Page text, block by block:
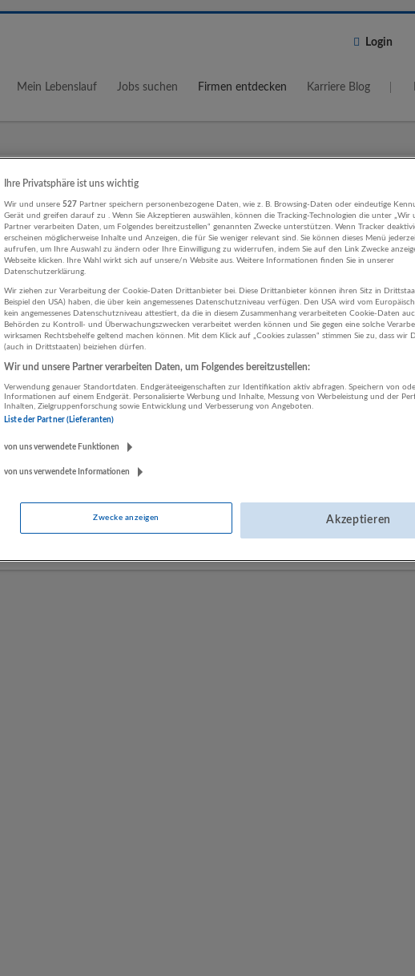
Login
Mein Lebenslauf Jobs suchen Firmen entdecken Karriere Blog
Wo?
5 km
Leitung IT-
LUGSTEIN CONSULTING
Bergheim bei Salzburg
Energieversorgung | Finanz- und Versicherungsleistungen |
Gesundheitswesen | Herstellung von Waren | IT-Dienstleistungen |
Öffentliche Verwaltung | Rechtsberatung und Wirtschaftsprüfung |
Sonstige Dienstleistungen | Sozialwesen | Verkehr | Verlagswesen |
Ihre Privatsphäre ist uns wichtig
Wir und unsere527 Partner speichern personenbezogene Daten, wie z. B. Browsing-Daten oder eindeutige
Gerät und greifen darauf zu . Wenn Sie Akzeptieren auswählen, können die Tracking-Technologien die unter „Wir
Partner verarbeiten Daten, um Folgendes bereitzustellen“ genannten Zwecke unterstützen. Wenn Tracker
erscheinen möglicherweise Inhalte und Anzeigen, die für Sie weniger relevant sind. Sie können dieses Menü
aufrufen, um Ihre Auswahl zu ändern oder Ihre Einwilligung zu widerrufen, indem Sie auf den Link Zwecke
Webseite klicken. Ihre Wahl wirkt sich auf unsere/n Website aus. Weitere Informationen finden Sie in unserer
Datenschutzerklärung.
Wir ziehen zur Verarbeitung der Cookie-Daten Drittanbieter bei. Diese Drittanbieter können ihren Sitz in
Beispiel den USA) haben, die über kein angemessenes Datenschutzniveau verfügen. Den USA wird vom
kein angemessenes Datenschutzniveau attestiert, da die in diesem Zusammenhang verarbeiteten Cookie-Daten
Behörden zu Kontroll- und Überwachungszwecken verarbeitet werden können und Sie gegen eine solche
wirksamen Rechtsbehelfe geltend machen können. Mit dem Klick auf „Cookies zulassen“ stimmen Sie zu, dass wir
(auch in Drittstaaten) beiziehen dürfen.
Wir und unsere Partner verarbeiten Daten, um Folgendes bereitzustellen:
Verwendung genauer Standortdaten. Endgeräteeigenschaften zur Identifikation aktiv abfragen. Speichern von
Informationen auf einem Endgerät. Personalisierte Werbung und Inhalte, Messung von Werbeleistung und der
Inhalten, Zielgruppenforschung sowie Entwicklung und Verbesserung von Angeboten.
Liste der Partner (Lieferanten)
von uns verwendete Funktionen
von uns verwendete Informationen
Zwecke anzeigen Akzeptieren